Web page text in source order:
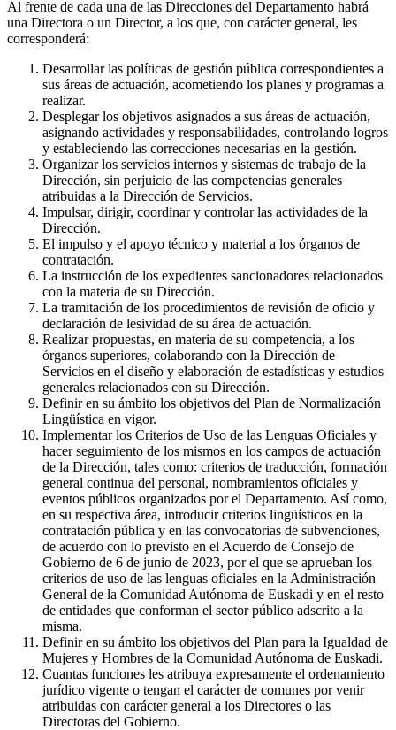
Al frente de cada una de las Direcciones del Departamento habrá
una Directora o un Director, a los que, con carácter general, les
corresponderá:
Desarrollar las políticas de gestión pública correspondientes a
sus áreas de actuación, acometiendo los planes y programas a
realizar.
Desplegar los objetivos asignados a sus áreas de actuación,
asignando actividades y responsabilidades, controlando logros
y estableciendo las correcciones necesarias en la gestión.
Organizar los servicios internos y sistemas de trabajo de la
Dirección, sin perjuicio de las competencias generales
atribuidas a la Dirección de Servicios.
Impulsar, dirigir, coordinar y controlar las actividades de la
Dirección.
El impulso y el apoyo técnico y material a los órganos de
contratación.
La instrucción de los expedientes sancionadores relacionados
con la materia de su Dirección.
La tramitación de los procedimientos de revisión de oficio y
declaración de lesividad de su área de actuación.
Realizar propuestas, en materia de su competencia, a los
órganos superiores, colaborando con la Dirección de
Servicios en el diseño y elaboración de estadísticas y estudios
generales relacionados con su Dirección.
Definir en su ámbito los objetivos del Plan de Normalización
Lingüística en vigor.
Implementar los Criterios de Uso de las Lenguas Oficiales y
hacer seguimiento de los mismos en los campos de actuación
de la Dirección, tales como: criterios de traducción, formación
general continua del personal, nombramientos oficiales y
eventos públicos organizados por el Departamento. Así como,
en su respectiva área, introducir criterios lingüísticos en la
contratación pública y en las convocatorias de subvenciones,
de acuerdo con lo previsto en el Acuerdo de Consejo de
Gobierno de 6 de junio de 2023, por el que se aprueban los
criterios de uso de las lenguas oficiales en la Administración
General de la Comunidad Autónoma de Euskadi y en el resto
de entidades que conforman el sector público adscrito a la
misma.
Definir en su ámbito los objetivos del Plan para la Igualdad de
Mujeres y Hombres de la Comunidad Autónoma de Euskadi.
Cuantas funciones les atribuya expresamente el ordenamiento
jurídico vigente o tengan el carácter de comunes por venir
atribuidas con carácter general a los Directores o las
Directoras del Gobierno.